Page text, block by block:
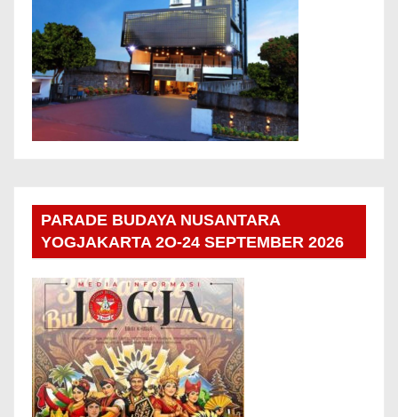
PARADE BUDAYA NUSANTARA
YOGJAKARTA 2O-24 SEPTEMBER 2026